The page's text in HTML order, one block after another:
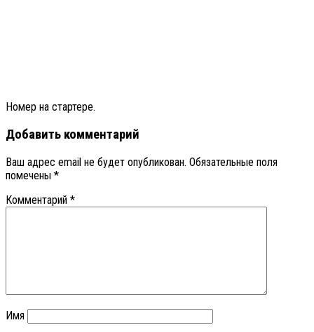
Номер на стартере.
Добавить комментарий
Ваш адрес email не будет опубликован. Обязательные поля
помечены *
Комментарий *
Имя